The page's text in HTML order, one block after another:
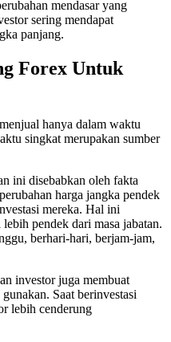
mendasar yang
sering mendapat
panjang.
Forex Untuk
hanya dalam waktu
singkat merupakan sumber
ini disebabkan oleh fakta
harga jangka pendek
mereka. Hal ini
pendek dari masa jabatan.
berhari-hari, berjam-jam,
investor juga membuat
Saat berinvestasi
lebih cenderung